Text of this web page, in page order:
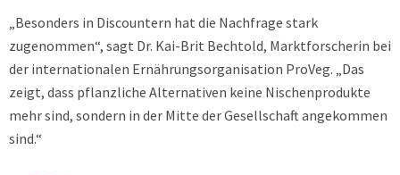
„Besonders in Discountern hat die Nachfrage stark
zugenommen“, sagt Dr. Kai-Brit Bechtold, Marktforscherin bei
der internationalen Ernährungsorganisation ProVeg. „Das
zeigt, dass pflanzliche Alternativen keine Nischenprodukte
mehr sind, sondern in der Mitte der Gesellschaft angekommen
sind.“